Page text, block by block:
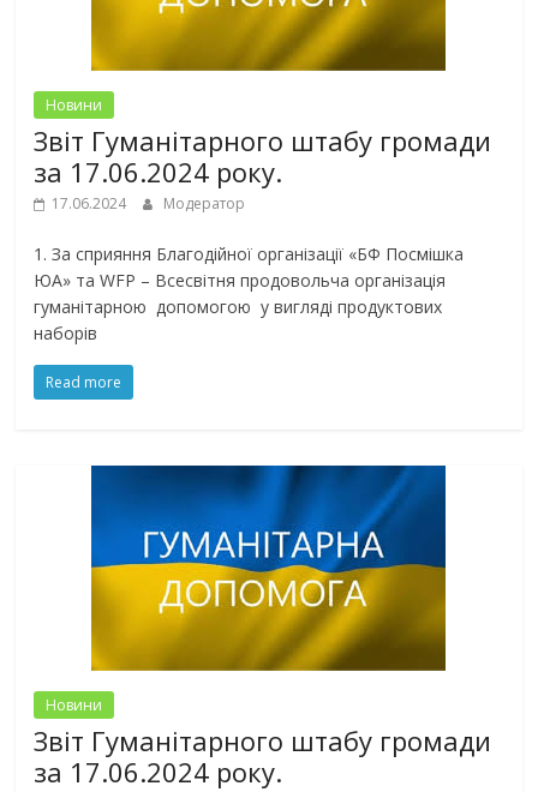
Новини
Звіт Гуманітарного штабу громади
за 17.06.2024 року.
17.06.2024 Модератор
1. За сприяння Благодійної організації «БФ Посмішка
ЮА» та WFP – Всесвітня продовольча організація
гуманітарною допомогою у вигляді продуктових
наборів
Read more
Новини
Звіт Гуманітарного штабу громади
за 17.06.2024 року.